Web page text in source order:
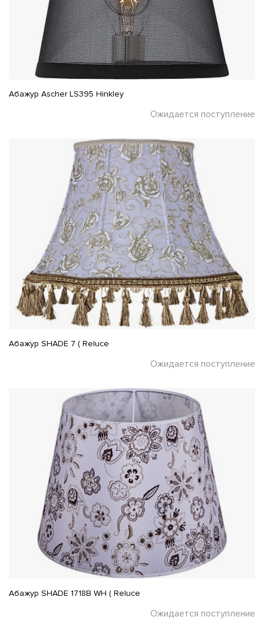
Абажур Ascher LS395 Hinkley
Ожидается поступление
Абажур SHADE 7 ( Reluce
Ожидается поступление
Абажур SHADE 1718B WH ( Reluce
Ожидается поступление